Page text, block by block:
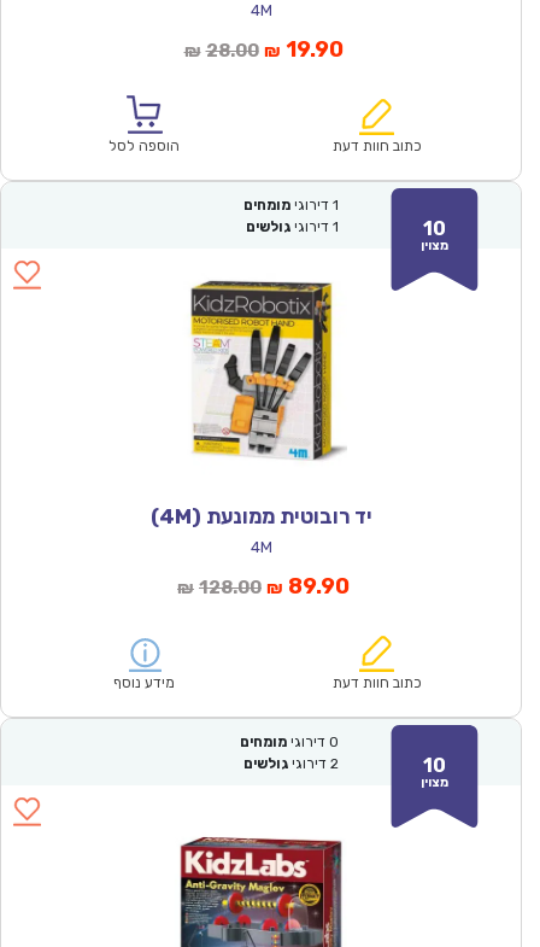
4M
₪ 28.00המחיר
₪28.00.
₪ 19.90המחיר
הוא:
₪19.90.כתוב חוות דעת הוספה לסל
10
מצוין
1 דירוגי מומחים
1 דירוגי גולשים
יד רובוטית ממונעת (4M)
4M
₪ 128.00המחיר
₪128.00.
₪ 89.90המחיר
הוא:
כתוב חוות דעת מידע נוסף
10
מצוין
0 דירוגי מומחים
2 דירוגי גולשים